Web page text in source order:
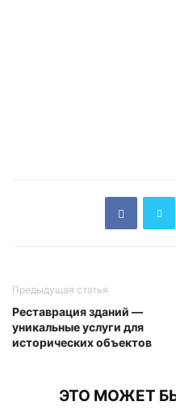
Предыдущая статья
Реставрация зданий —
уникальные услуги для
исторических объектов
ЭТО МОЖЕТ